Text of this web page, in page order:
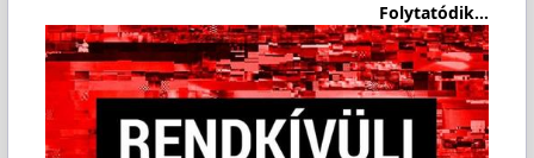
Folytatódik...